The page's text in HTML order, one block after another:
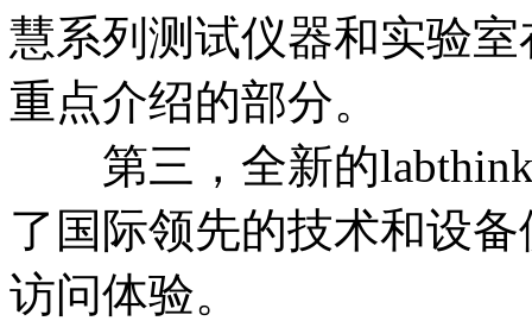
慧系列测试仪器和实验
重点介绍的部分。
第三，全新的labthink
了国际领先的技术和设
访问体验。